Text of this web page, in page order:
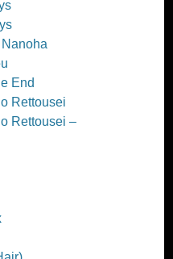
End
Rettousei
Rettousei –